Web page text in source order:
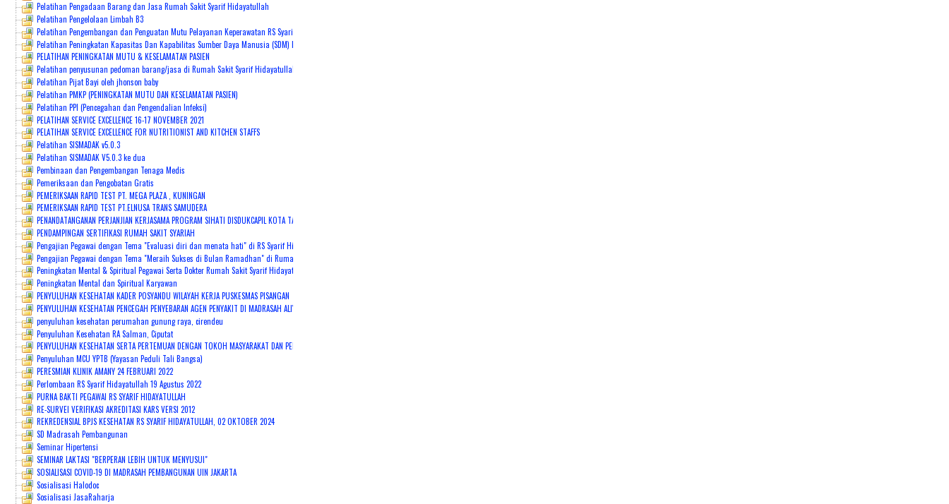
Pelatihan Pengadaan Barang dan Jasa Rumah Sakit Syarif Hidayatullah
Pelatihan Pengelolaan Limbah B3
Pelatihan Pengembangan dan Penguatan Mutu Pelayanan Keperawatan RS Syarif Hidayatullah 2022
Pelatihan Peningkatan Kapasitas Dan Kapabilitas Sumber Daya Manusia (SDM) Melalui Perubahan Mindset Dalam Bekerja
PELATIHAN PENINGKATAN MUTU & KESELAMATAN PASIEN
Pelatihan penyusunan pedoman barang/jasa di Rumah Sakit Syarif Hidayatullah bersama tim LKPP
Pelatihan Pijat Bayi oleh jhonson baby
Pelatihan PMKP (PENINGKATAN MUTU DAN KESELAMATAN PASIEN)
Pelatihan PPI (Pencegahan dan Pengendalian Infeksi)
PELATIHAN SERVICE EXCELLENCE 16-17 NOVEMBER 2021
PELATIHAN SERVICE EXCELLENCE FOR NUTRITIONIST AND KITCHEN STAFFS
Pelatihan SISMADAK v5.0.3
Pelatihan SISMADAK V5.0.3 ke dua
Pembinaan dan Pengembangan Tenaga Medis
Pemeriksaan dan Pengobatan Gratis
PEMERIKSAAN RAPID TEST PT. MEGA PLAZA , KUNINGAN
PEMERIKSAAN RAPID TEST PT.ELNUSA TRANS SAMUDERA
PENANDATANGANAN PERJANJIAN KERJASAMA PROGRAM SIHATI DISDUKCAPIL KOTA TANGSEL
PENDAMPINGAN SERTIFIKASI RUMAH SAKIT SYARIAH
Pengajian Pegawai dengan Tema "Evaluasi diri dan menata hati" di RS Syarif Hidayatullah
Pengajian Pegawai dengan Tema "Meraih Sukses di Bulan Ramadhan" di Rumah Sakit Syarif Hidayatullah
Peningkatan Mental & Spiritual Pegawai Serta Dokter Rumah Sakit Syarif Hidayatullah
Peningkatan Mental dan Spiritual Karyawan
PENYULUHAN KESEHATAN KADER POSYANDU WILAYAH KERJA PUSKESMAS PISANGAN
PENYULUHAN KESEHATAN PENCEGAH PENYEBARAN AGEN PENYAKIT DI MADRASAH ALIYAH PEMBANGUNAN UIN JAKARTA
penyuluhan kesehatan perumahan gunung raya, cirendeu
Penyuluhan Kesehatan RA Salman, Ciputat
PENYULUHAN KESEHATAN SERTA PERTEMUAN DENGAN TOKOH MASYARAKAT DAN PEMANGKU KEPENTINGAN DI WILAYAH RS SYARIF HIDAYATULLAH
Penyuluhan MCU YPTB (Yayasan Peduli Tali Bangsa)
PERESMIAN KLINIK AMANY 24 FEBRUARI 2022
Perlombaan RS Syarif Hidayatullah 19 Agustus 2022
PURNA BAKTI PEGAWAI RS SYARIF HIDAYATULLAH
RE-SURVEI VERIFIKASI AKREDITASI KARS VERSI 2012
REKREDENSIAL BPJS KESEHATAN RS SYARIF HIDAYATULLAH, 02 OKTOBER 2024
SD Madrasah Pembangunan
Seminar Hipertensi
SEMINAR LAKTASI "BERPERAN LEBIH UNTUK MENYUSUI"
SOSIALISASI COVID-19 DI MADRASAH PEMBANGUNAN UIN JAKARTA
Sosialisasi Halodoc
Sosialisasi JasaRaharja